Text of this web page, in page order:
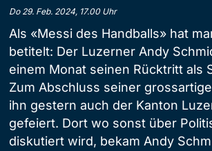
Do 29. Feb. 2024, 17.00 Uhr
Als «Messi des Handballs» hat
betitelt: Der Luzerner Andy
einem Monat seinen Rücktritt als
Zum Abschluss seiner
ihn gestern auch der Kanton
gefeiert. Dort wo sonst über
diskutiert wird, bekam Andy